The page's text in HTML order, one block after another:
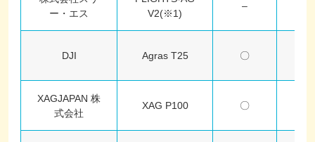
ー・エス
V2(※1)
–
DJI Agras T25 〇
XAGJAPAN 株
式会社
XAG P100 〇